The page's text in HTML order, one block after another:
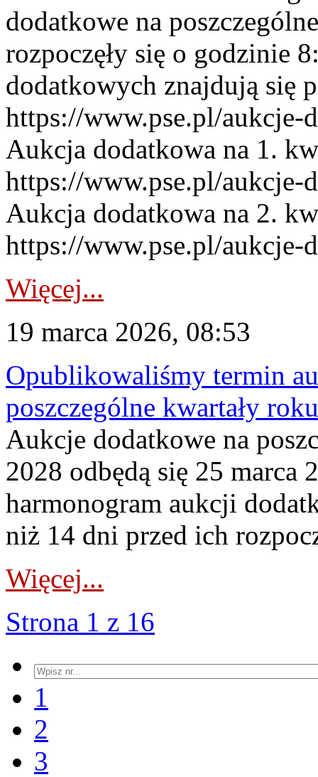
dodatkowe na
rozpoczęły się o godzinie
dodatkowych znajdują się
https://www.pse.pl/
Aukcja dodatkowa na 1.
https://www.pse.pl/
Aukcja dodatkowa na 2.
https://www.pse.pl/aukcje-
Więcej...
19 marca 2026, 08:53
Opublikowaliśmy termin
poszczególne kwartały
Aukcje dodatkowe na
2028 odbędą się 25 marca
harmonogram aukcji
niż 14 dni przed ich
Więcej...
Strona 1 z 16
1
2
3